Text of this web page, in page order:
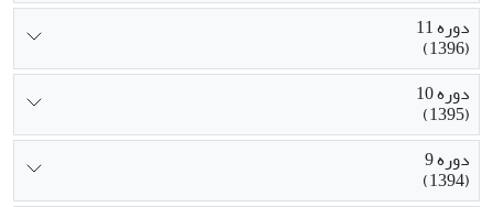
دوره 11
(1396)
دوره 10
(1395)
دوره 9
(1394)